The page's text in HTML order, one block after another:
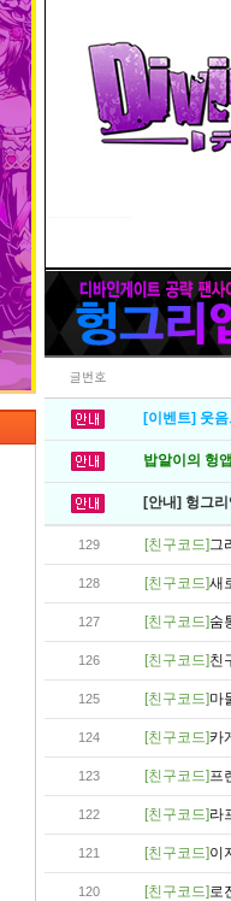
글번호
[이벤트] 웃
밥알이의 헝
[안내] 헝그
129 [친구코드]그
128 [친구코드]새
127 [친구코드]숨
126 [친구코드]친
125 [친구코드]마
124 [친구코드]카
123 [친구코드]프
122 [친구코드]라
121 [친구코드]이
120 [친구코드]로